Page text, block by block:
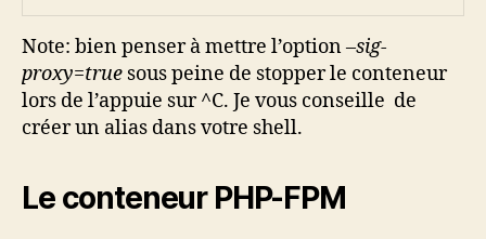
Note: bien penser à mettre l’option–sig-
proxy=true sous peine de stopper le conteneur
lors de l’appuie sur ^C. Je vous conseille de
créer un alias dans votre shell.
Le conteneur PHP-FPM